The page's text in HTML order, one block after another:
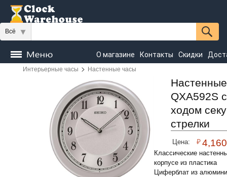
Всё
О магазине Контакты Скидки
Часы
напольные Настенные
Seiko
Интерьерные часы > Настенные часы
QXA592S
ходом
стрелки
Цена: ₽ 4,160
Классические
корпусе из пластика
Циферблат из